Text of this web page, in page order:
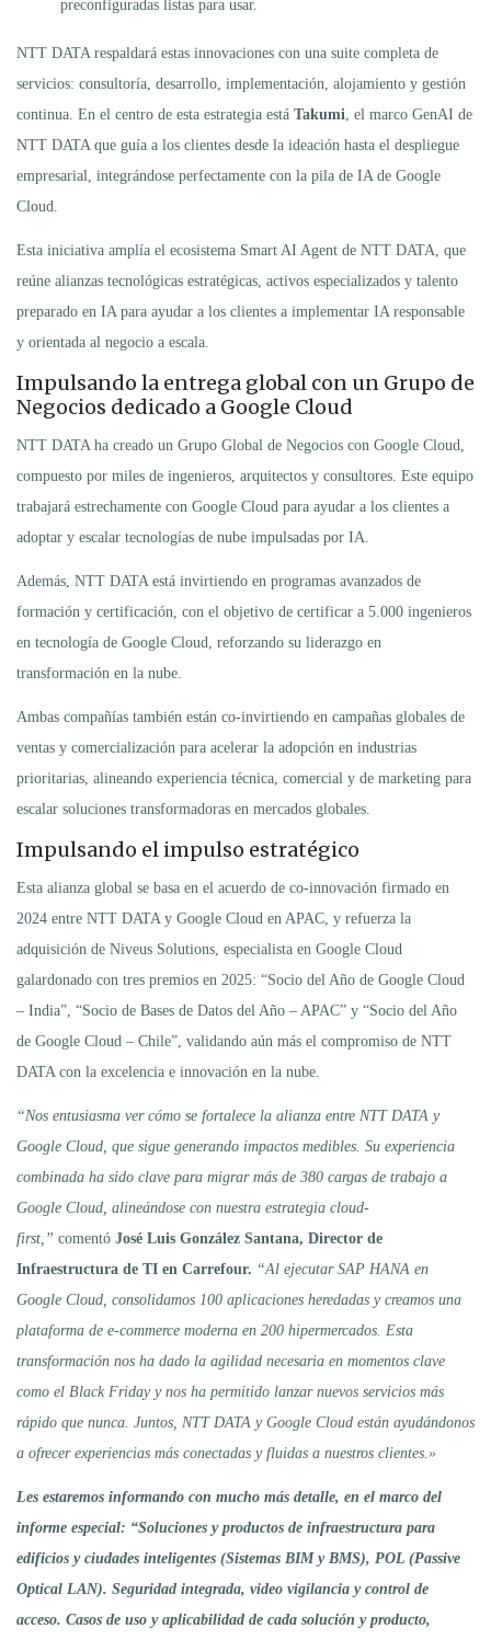
preconfiguradas listas para usar.
NTT DATA respaldará estas innovaciones con una suite completa de
servicios: consultoría, desarrollo, implementación, alojamiento y gestión
continua. En el centro de esta estrategia está Takumi , el marco GenAI de
NTT DATA que guía a los clientes desde la ideación hasta el despliegue
empresarial, integrándose perfectamente con la pila de IA de Google
Cloud.
Esta iniciativa amplía el ecosistema Smart AI Agent de NTT DATA, que
reúne alianzas tecnológicas estratégicas, activos especializados y talento
preparado en IA para ayudar a los clientes a implementar IA responsable
y orientada al negocio a escala.
Impulsando la entrega global con un Grupo de
Negocios dedicado a Google Cloud
NTT DATA ha creado un Grupo Global de Negocios con Google Cloud,
compuesto por miles de ingenieros, arquitectos y consultores. Este equipo
trabajará estrechamente con Google Cloud para ayudar a los clientes a
adoptar y escalar tecnologías de nube impulsadas por IA.
Además, NTT DATA está invirtiendo en programas avanzados de
formación y certificación, con el objetivo de certificar a 5.000 ingenieros
en tecnología de Google Cloud, reforzando su liderazgo en
transformación en la nube.
Ambas compañías también están co-invirtiendo en campañas globales de
ventas y comercialización para acelerar la adopción en industrias
prioritarias, alineando experiencia técnica, comercial y de marketing para
escalar soluciones transformadoras en mercados globales.
Impulsando el impulso estratégico
Esta alianza global se basa en el acuerdo de co-innovación firmado en
2024 entre NTT DATA y Google Cloud en APAC, y refuerza la
adquisición de Niveus Solutions, especialista en Google Cloud
galardonado con tres premios en 2025: “Socio del Año de Google Cloud
– India”, “Socio de Bases de Datos del Año – APAC” y “Socio del Año
de Google Cloud – Chile”, validando aún más el compromiso de NTT
DATA con la excelencia e innovación en la nube.
“Nos entusiasma ver cómo se fortalece la alianza entre NTT DATA y
Google Cloud, que sigue generando impactos medibles. Su experiencia
combinada ha sido clave para migrar más de 380 cargas de trabajo a
Google Cloud, alineándose con nuestra estrategia cloud-
first,” comentó José Luis González Santana, Director de
Infraestructura de TI en Carrefour. “Al ejecutar SAP HANA en
Google Cloud, consolidamos 100 aplicaciones heredadas y creamos una
plataforma de e-commerce moderna en 200 hipermercados. Esta
transformación nos ha dado la agilidad necesaria en momentos clave
como el Black Friday y nos ha permitido lanzar nuevos servicios más
rápido que nunca. Juntos, NTT DATA y Google Cloud están ayudándonos
a ofrecer experiencias más conectadas y fluidas a nuestros clientes.»
Les estaremos informando con mucho más detalle, en el marco del
informe especial: “Soluciones y productos de infraestructura para
edificios y ciudades inteligentes (Sistemas BIM y BMS), POL (Passive
Optical LAN). Seguridad integrada, video vigilancia y control de
acceso. Casos de uso y aplicabilidad de cada solución y producto,